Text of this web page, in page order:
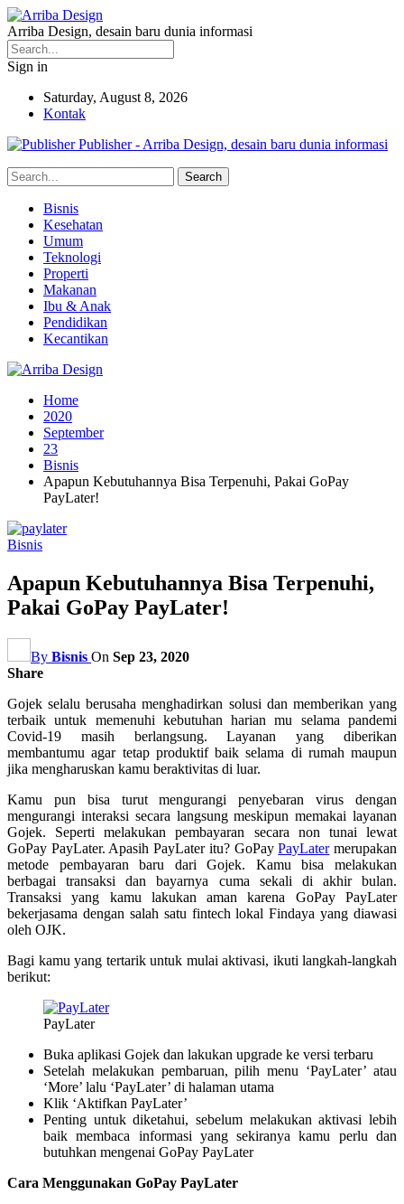
Arriba Design, desain baru dunia informasi
Sign in
Saturday, August 8, 2026
Kontak
Publisher - Arriba Design, desain baru dunia informasi
Bisnis
Kesehatan
Umum
Teknologi
Properti
Makanan
Ibu & Anak
Pendidikan
Kecantikan
Home
2020
September
23
Bisnis
Apapun Kebutuhannya Bisa Terpenuhi, Pakai GoPay
PayLater!
Bisnis
Apapun Kebutuhannya Bisa Terpenuhi,
Pakai GoPay PayLater!
By Bisnis On Sep 23, 2020
Share
Gojek selalu berusaha menghadirkan solusi dan memberikan yang
terbaik untuk memenuhi kebutuhan harian mu selama pandemi
Covid-19 masih berlangsung. Layanan yang diberikan
membantumu agar tetap produktif baik selama di rumah maupun
jika mengharuskan kamu beraktivitas di luar.
Kamu pun bisa turut mengurangi penyebaran virus dengan
mengurangi interaksi secara langsung meskipun memakai layanan
Gojek. Seperti melakukan pembayaran secara non tunai lewat
GoPay PayLater. Apasih PayLater itu? GoPayPayLatermerupakan
metode pembayaran baru dari Gojek. Kamu bisa melakukan
berbagai transaksi dan bayarnya cuma sekali di akhir bulan.
Transaksi yang kamu lakukan aman karena GoPay PayLater
bekerjasama dengan salah satu fintech lokal Findaya yang diawasi
oleh OJK.
Bagi kamu yang tertarik untuk mulai aktivasi, ikuti langkah-langkah
berikut:
PayLater
Buka aplikasi Gojek dan lakukan upgrade ke versi terbaru
Setelah melakukan pembaruan, pilih menu ‘PayLater’ atau
‘More’ lalu ‘PayLater’ di halaman utama
Klik ‘Aktifkan PayLater’
Penting untuk diketahui, sebelum melakukan aktivasi lebih
baik membaca informasi yang sekiranya kamu perlu dan
butuhkan mengenai GoPay PayLater
Cara Menggunakan GoPay PayLater